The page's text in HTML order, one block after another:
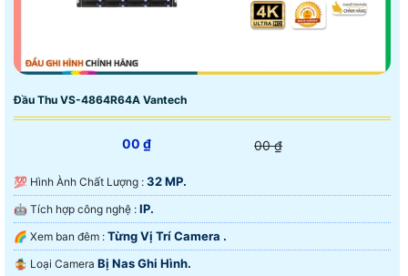
Đầu Thu VS-4864R64A Vantech
00 ₫ 00 ₫
💯 Hình Ành Chất Lượng : 32 MP.
🤖️ Tích hợp công nghệ : IP.
🌈 Xem ban đêm : Từng Vị Trí Camera .
🤹 Loại Camera Bị Nas Ghi Hình.